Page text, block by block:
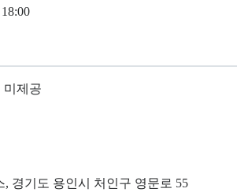
미제공
, 경기도 용인시 처인구 영문로 55